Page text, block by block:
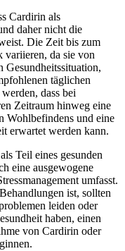
Cardirin als
daher nicht die
Die Zeit bis zum
da sie von
Gesundheitssituation,
täglichen
dass bei
Zeitraum hinweg eine
Wohlbefindens und eine
erwartet werden kann.
Teil eines gesunden
eine ausgewogene
umfasst.
ist, sollten
leiden oder
haben, einen
von Cardirin oder